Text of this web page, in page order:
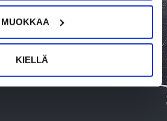
MUOKKAA
KIELLÄ
OTA YHTEYTTÄ